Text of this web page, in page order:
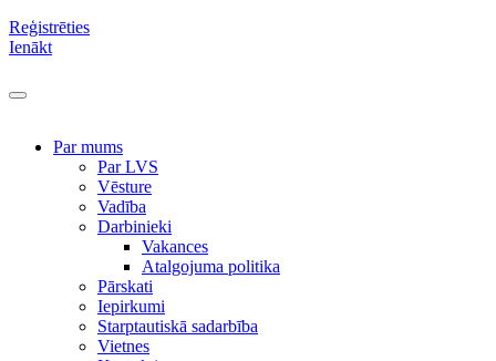
Reģistrēties
Ienākt
Par mums
Par LVS
Vēsture
Vadība
Darbinieki
Vakances
Atalgojuma politika
Pārskati
Iepirkumi
Starptautiskā sadarbība
Vietnes